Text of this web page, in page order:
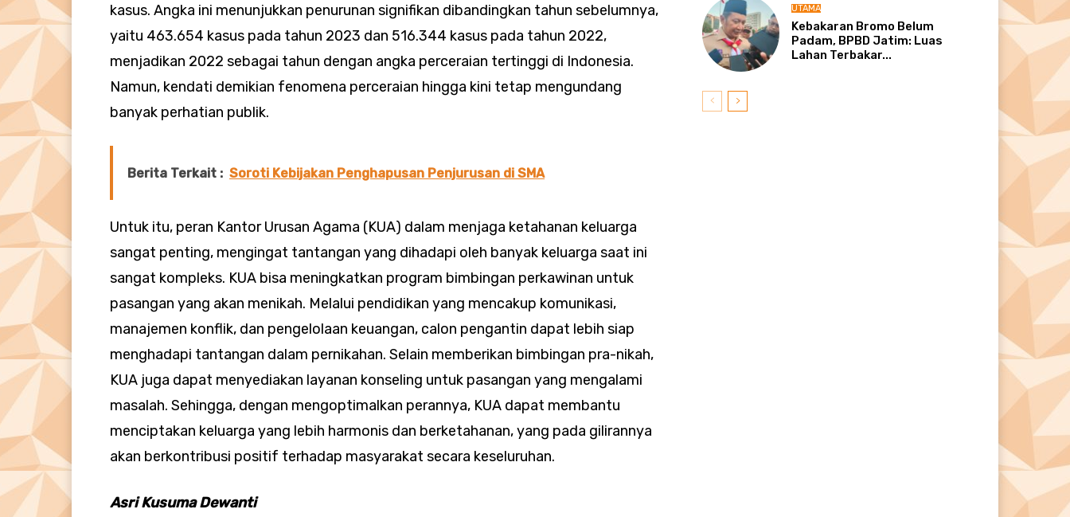
kasus. Angka ini menunjukkan penurunan signifikan dibandingkan tahun sebelumnya,
yaitu 463.654 kasus pada tahun 2023 dan 516.344 kasus pada tahun 2022,
menjadikan 2022 sebagai tahun dengan angka perceraian tertinggi di Indonesia.
Namun, kendati demikian fenomena perceraian hingga kini tetap mengundang
banyak perhatian publik.
Berita Terkait : Soroti Kebijakan Penghapusan Penjurusan di SMA
Untuk itu, peran Kantor Urusan Agama (KUA) dalam menjaga ketahanan keluarga
sangat penting, mengingat tantangan yang dihadapi oleh banyak keluarga saat ini
sangat kompleks. KUA bisa meningkatkan program bimbingan perkawinan untuk
pasangan yang akan menikah. Melalui pendidikan yang mencakup komunikasi,
manajemen konflik, dan pengelolaan keuangan, calon pengantin dapat lebih siap
menghadapi tantangan dalam pernikahan. Selain memberikan bimbingan pra-nikah,
KUA juga dapat menyediakan layanan konseling untuk pasangan yang mengalami
masalah. Sehingga, dengan mengoptimalkan perannya, KUA dapat membantu
menciptakan keluarga yang lebih harmonis dan berketahanan, yang pada gilirannya
akan berkontribusi positif terhadap masyarakat secara keseluruhan.
Asri Kusuma Dewanti
UTAMA
Kebakaran Bromo Belum
Padam, BPBD Jatim: Luas
Lahan Terbakar...